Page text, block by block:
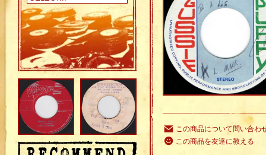
この商品について問い合わ
この商品を友達に教える